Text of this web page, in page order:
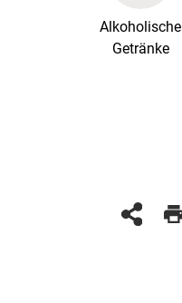
Alkoholische
Getränke